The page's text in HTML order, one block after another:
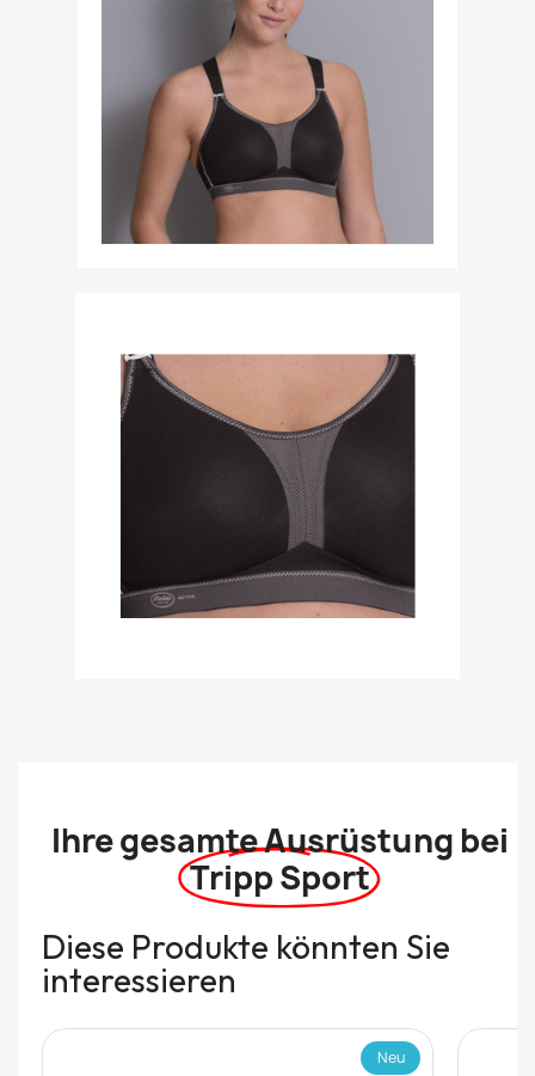
Ihre gesamte Ausrüstung bei
Tripp Sport
Diese Produkte könnten Sie
interessieren
Neu